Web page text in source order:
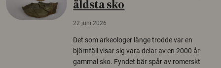
äldsta sko
22 juni 2026
Det som arkeologer länge trodde var en
björnfäll visar sig vara delar av en 2000 år
gammal sko. Fyndet bär spår av romerskt